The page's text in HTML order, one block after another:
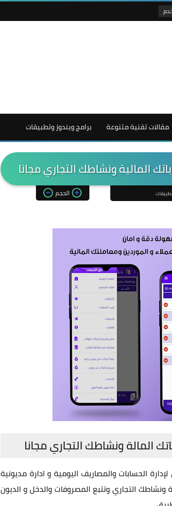
مقالات تقنية متنوعة برامج ويندوز وتطبيقات
المالية ونشاطك التجاري مجانا
الحجم
المالة ونشاطك التجاري مجانا
الحسابات والمصاريف اليومية و ادارة مديونية
ونشاطك التجاري وتتبع المصروفات والدخل و الديون